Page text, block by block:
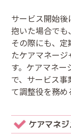
サービス開始
抱いた場合でも
その際にも、
たケアマネー
す。ケアマネ
で、サービス
て調整役を務め
ケアマネ